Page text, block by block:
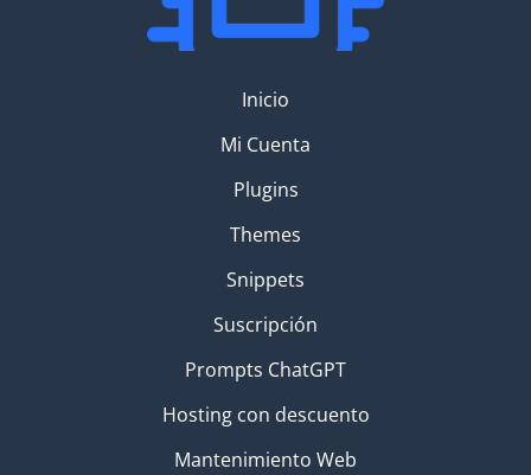
Inicio
Mi Cuenta
Plugins
Themes
Snippets
Suscripción
Prompts ChatGPT
Hosting con descuento
Mantenimiento Web